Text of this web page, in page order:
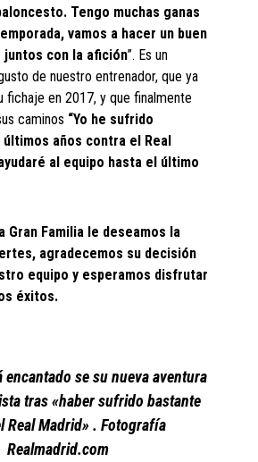
Tengo muchas ganas
vamos a hacer un buen
juntos con la afición”. Es un
de nuestro entrenador, que ya
fichaje en 2017, y que finalmente
caminos “Yo he sufrido
años contra el Real
al equipo hasta el último
Gran Familia le deseamos la
agradecemos su decisión
equipo y esperamos disfrutar
éxitos.
encantado se su nueva aventura
tras «haber sufrido bastante
Real Madrid» . Fotografía
Realmadrid.com